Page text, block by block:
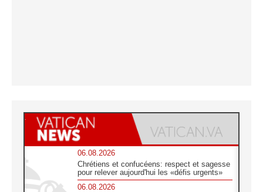
06.08.2026
Chrétiens et confucéens: respect et sagesse
pour relever aujourd'hui les «défis urgents»
06.08.2026